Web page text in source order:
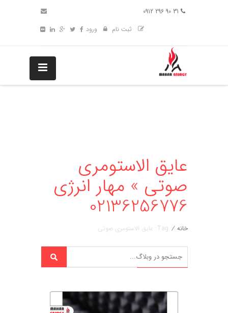
ثبت نام
ورود
عایق الاستومری
صوتی » مهار انرژی
02136256776
خانه / Tag: عایق الاستومری صوتی